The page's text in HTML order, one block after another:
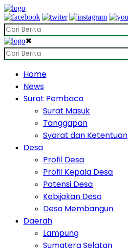
✖
Home
News
Surat Pembaca
Surat Masuk
Tanggapan
Syarat dan Ketentuan
Desa
Profil Desa
Profil Kepala Desa
Potensi Desa
Kebijakan Desa
Desa Membangun
Daerah
Lampung
Sumatera Selatan